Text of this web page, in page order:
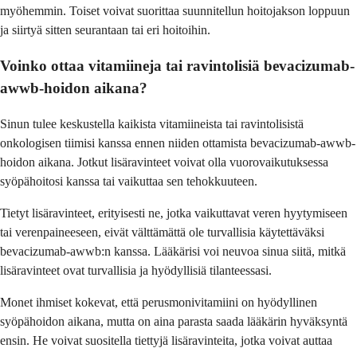
myöhemmin. Toiset voivat suorittaa suunnitellun hoitojakson loppuun
ja siirtyä sitten seurantaan tai eri hoitoihin.
Voinko ottaa vitamiineja tai ravintolisiä bevacizumab-
awwb-hoidon aikana?
Sinun tulee keskustella kaikista vitamiineista tai ravintolisistä
onkologisen tiimisi kanssa ennen niiden ottamista bevacizumab-awwb-
hoidon aikana. Jotkut lisäravinteet voivat olla vuorovaikutuksessa
syöpähoitosi kanssa tai vaikuttaa sen tehokkuuteen.
Tietyt lisäravinteet, erityisesti ne, jotka vaikuttavat veren hyytymiseen
tai verenpaineeseen, eivät välttämättä ole turvallisia käytettäväksi
bevacizumab-awwb:n kanssa. Lääkärisi voi neuvoa sinua siitä, mitkä
lisäravinteet ovat turvallisia ja hyödyllisiä tilanteessasi.
Monet ihmiset kokevat, että perusmonivitamiini on hyödyllinen
syöpähoidon aikana, mutta on aina parasta saada lääkärin hyväksyntä
ensin. He voivat suositella tiettyjä lisäravinteita, jotka voivat auttaa